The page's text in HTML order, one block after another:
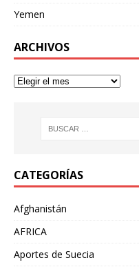
Yemen
ARCHIVOS
CATEGORÍAS
Afghanistán
AFRICA
Aportes de Suecia